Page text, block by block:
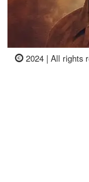
2024 | All rights